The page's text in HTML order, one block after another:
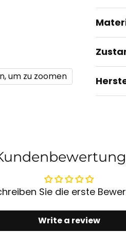
um zu zoomen
Sie die erste
Write a review